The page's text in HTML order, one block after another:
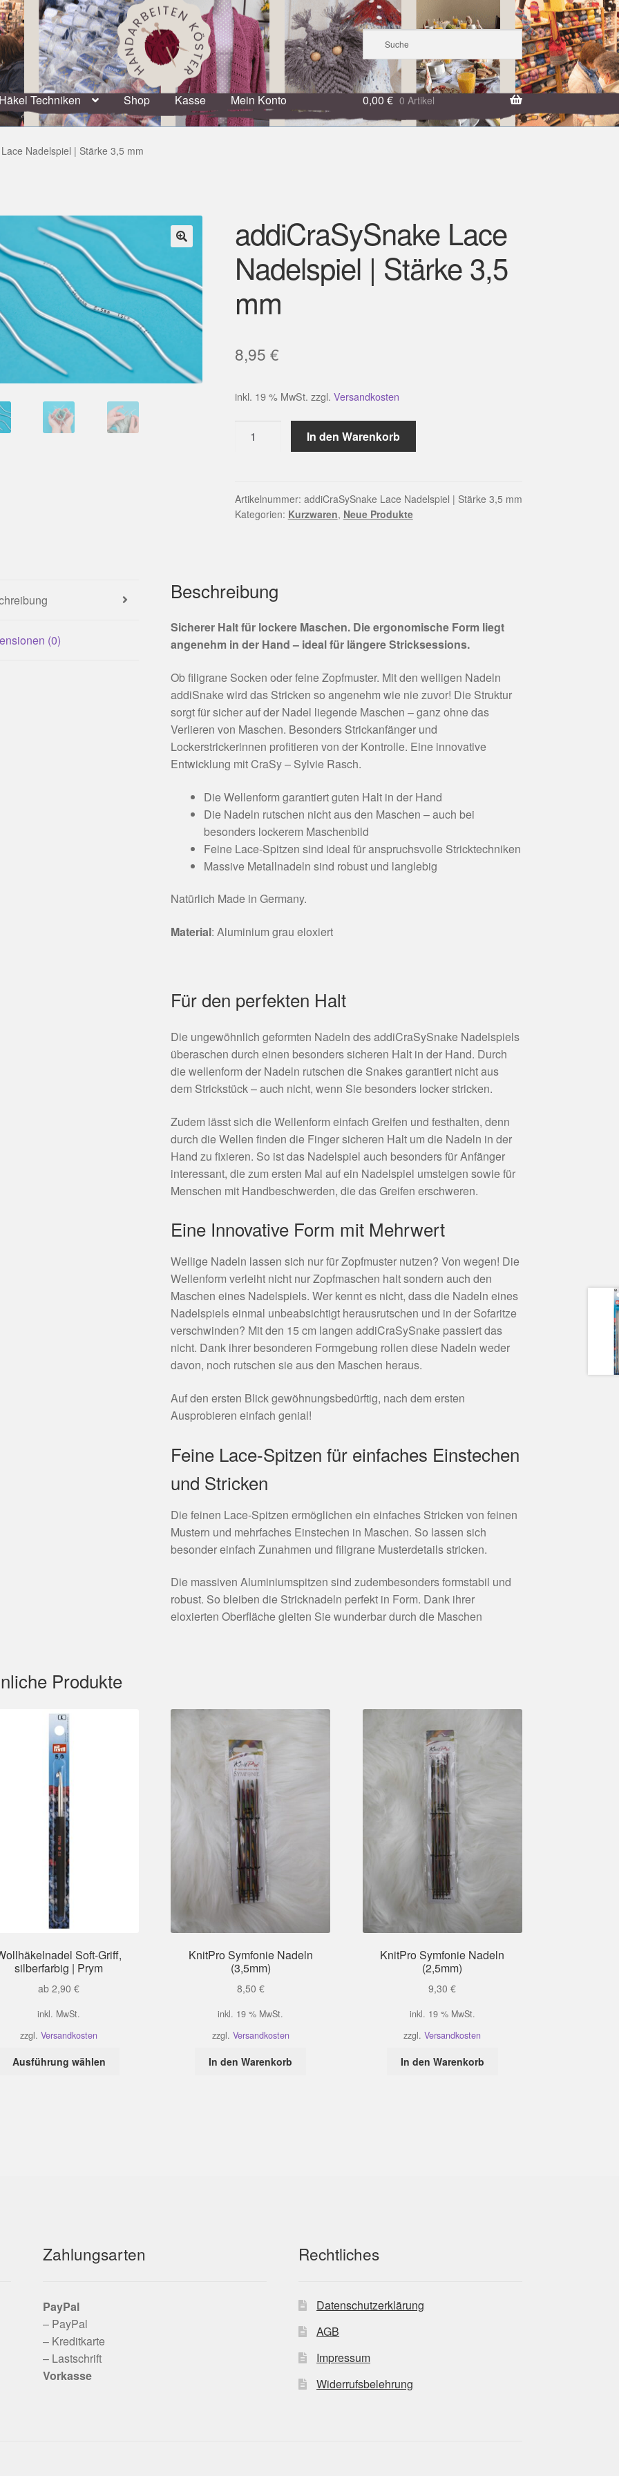
Techniken Shop Kasse Mein Konto 0,00 € 0 Artikel
Nadelspiel | Stärke 3,5 mm
addiCraSySnake Lace
Nadelspiel | Stärke 3,5
mm
8,95 €
inkl. 19 % MwSt. zzgl. Versandkosten
addiCraSySnake
Lace
Stärke
3,5
In den Warenkorb
Artikelnummer: addiCraSySnake Lace Nadelspiel | Stärke 3,5 mm
Kategorien: Kurzwaren, Neue Produkte
(0)
Beschreibung
Sicherer Halt für lockere Maschen. Die ergonomische Form liegt
angenehm in der Hand – ideal für längere Stricksessions.
Ob filigrane Socken oder feine Zopfmuster. Mit den welligen Nadeln
addiSnake wird das Stricken so angenehm wie nie zuvor! Die Struktur
sorgt für sicher auf der Nadel liegende Maschen – ganz ohne das
Verlieren von Maschen. Besonders Strickanfänger und
Lockerstrickerinnen profitieren von der Kontrolle. Eine innovative
Entwicklung mit CraSy – Sylvie Rasch.
Die Wellenform garantiert guten Halt in der Hand
Die Nadeln rutschen nicht aus den Maschen – auch bei
besonders lockerem Maschenbild
Feine Lace-Spitzen sind ideal für anspruchsvolle Stricktechniken
Massive Metallnadeln sind robust und langlebig
Natürlich Made in Germany.
Material: Aluminium grau eloxiert
Für den perfekten Halt
Die ungewöhnlich geformten Nadeln des addiCraSySnake Nadelspiels
überaschen durch einen besonders sicheren Halt in der Hand. Durch
die wellenform der Nadeln rutschen die Snakes garantiert nicht aus
dem Strickstück – auch nicht, wenn Sie besonders locker stricken.
Zudem lässt sich die Wellenform einfach Greifen und festhalten, denn
durch die Wellen finden die Finger sicheren Halt um die Nadeln in der
Hand zu fixieren. So ist das Nadelspiel auch besonders für Anfänger
interessant, die zum ersten Mal auf ein Nadelspiel umsteigen sowie für
Menschen mit Handbeschwerden, die das Greifen erschweren.
Eine Innovative Form mit Mehrwert
Wellige Nadeln lassen sich nur für Zopfmuster nutzen? Von wegen! Die
Wellenform verleiht nicht nur Zopfmaschen halt sondern auch den
Maschen eines Nadelspiels. Wer kennt es nicht, dass die Nadeln eines
Nadelspiels einmal unbeabsichtigt herausrutschen und in der Sofaritze
verschwinden? Mit den 15 cm langen addiCraSySnake passiert das
nicht. Dank ihrer besonderen Formgebung rollen diese Nadeln weder
davon, noch rutschen sie aus den Maschen heraus.
Auf den ersten Blick gewöhnungsbedürftig, nach dem ersten
Ausprobieren einfach genial!
Feine Lace-Spitzen für einfaches Einstechen
und Stricken
Die feinen Lace-Spitzen ermöglichen ein einfaches Stricken von feinen
Mustern und mehrfaches Einstechen in Maschen. So lassen sich
besonder einfach Zunahmen und filigrane Musterdetails stricken.
Die massiven Aluminiumspitzen sind zudembesonders formstabil und
robust. So bleiben die Stricknadeln perfekt in Form. Dank ihrer
eloxierten Oberfläche gleiten Sie wunderbar durch die Maschen
Produkte
Soft-Griff,
silberfarbig | Prym
ab2,90€
inkl. MwSt.
zzgl.Versandkosten
Ausführung wählen
werden
KnitPro Symfonie Nadeln
(3,5mm)
8,50 €
inkl. 19 % MwSt.
zzgl. Versandkosten
In den Warenkorb
KnitPro Symfonie Nadeln
(2,5mm)
9,30€
inkl. 19 % MwSt.
zzgl.Versandkosten
In den Warenkorb
Zahlungsarten
PayPal
– PayPal
– Kreditkarte
– Lastschrift
Vorkasse
Rechtliches
Datenschutzerklärung
AGB
Impressum
Widerrufsbelehrung